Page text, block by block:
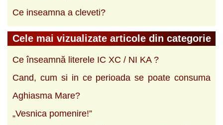
Ce inseamna a cleveti?
Cele mai vizualizate articole din categorie
Ce înseamnă literele IC XC / NI KA ?
Cand, cum si in ce perioada se poate consuma
Aghiasma Mare?
„Vesnica pomenire!”